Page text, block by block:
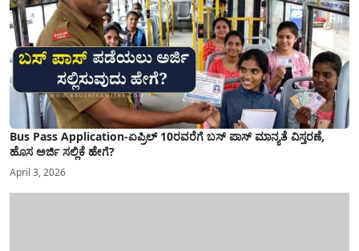
Bus Pass Application-ಏಪ್ರಿಲ್ 10ರವರೆಗೆ ಬಸ್ ಪಾಸ್ ಮಾನ್ಯತೆ ವಿಸ್ತರಣೆ,
ಹೊಸ ಅರ್ಜಿ ಸಲ್ಲಿಕೆ ಹೇಗೆ?
April 3, 2026